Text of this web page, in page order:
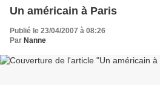
Un américain à Paris
Publié le 23/04/2007 à 08:26
Par Nanne